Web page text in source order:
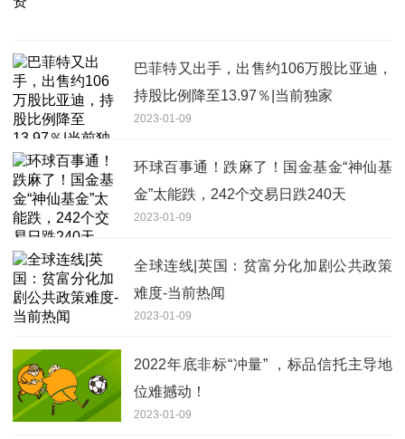
巴菲特又出手，出售约106万股比亚迪，
持股比例降至13.97％|当前独家
2023-01-09
环球百事通！跌麻了！国金基金“神仙基
金”太能跌，242个交易日跌240天
2023-01-09
全球连线|英国：贫富分化加剧公共政策
难度-当前热闻
2023-01-09
2022年底非标“冲量” ，标品信托主导地
位难撼动！
2023-01-09